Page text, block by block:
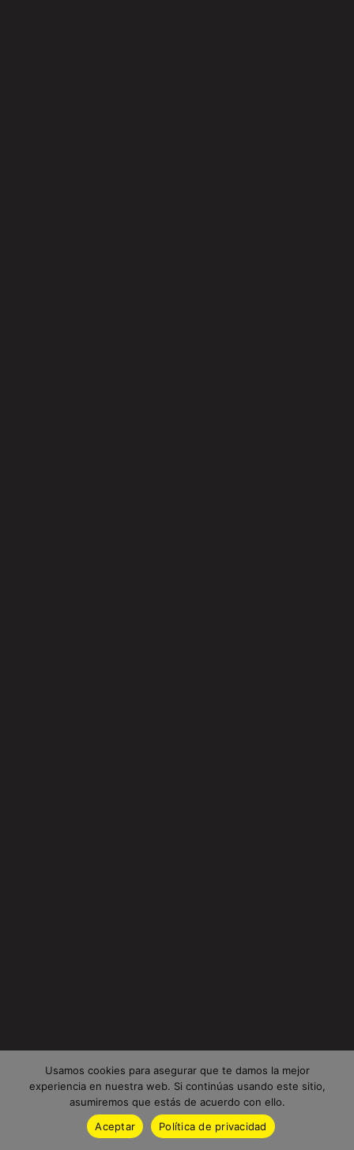
Usamos cookies para asegurar que te damos la mejor
experiencia en nuestra web. Si continúas usando este sitio,
asumiremos que estás de acuerdo con ello.
Aceptar
Política de privacidad